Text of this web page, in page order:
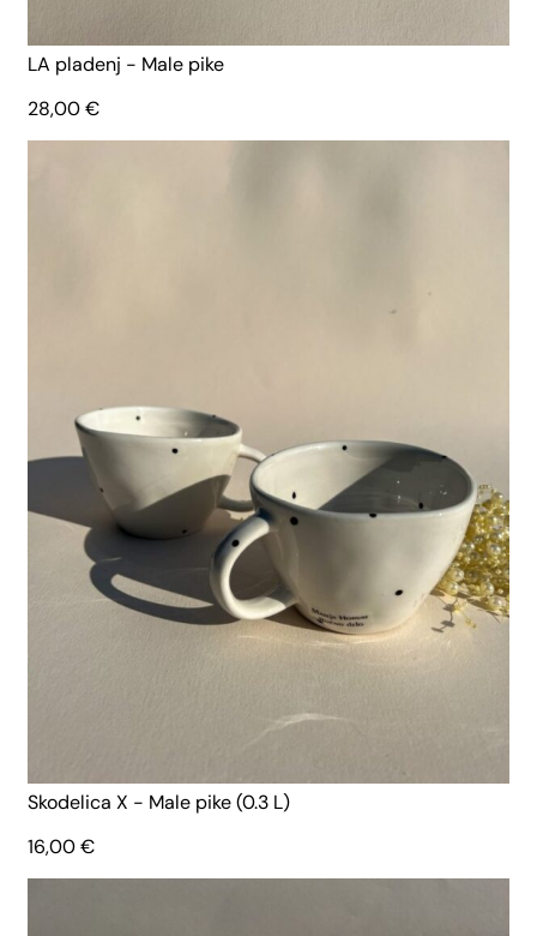
LA pladenj - Male pike
28,00€
Skodelica X - Male pike (0.3 L)
16,00€